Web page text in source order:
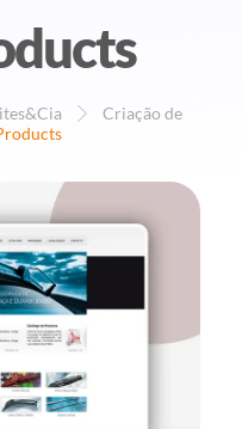
Criação de